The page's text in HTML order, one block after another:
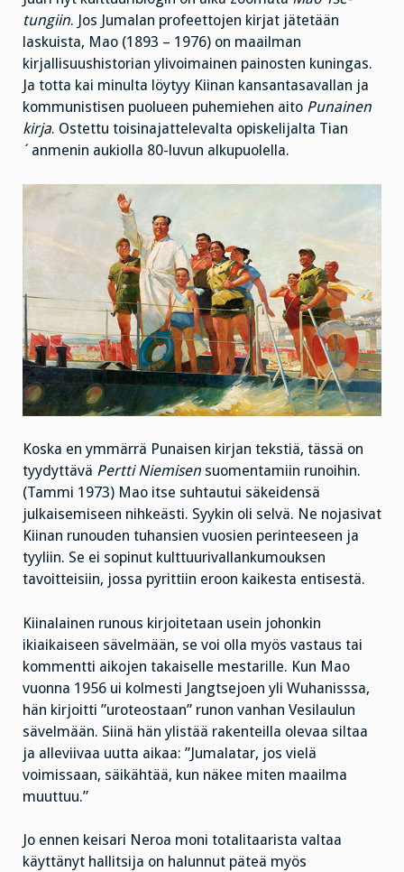
tungiin. Jos Jumalan profeettojen kirjat jätetään
laskuista, Mao (1893 – 1976) on maailman
kirjallisuushistorian ylivoimainen painosten kuningas.
Ja totta kai minulta löytyy Kiinan kansantasavallan ja
kommunistisen puolueen puhemiehen aito Punainen
kirja. Ostettu toisinajattelevalta opiskelijalta Tian
´anmenin aukiolla 80-luvun alkupuolella.
Koska en ymmärrä Punaisen kirjan tekstiä, tässä on
tyydyttävä Pertti Niemisen suomentamiin runoihin.
(Tammi 1973) Mao itse suhtautui säkeidensä
julkaisemiseen nihkeästi. Syykin oli selvä. Ne nojasivat
Kiinan runouden tuhansien vuosien perinteeseen ja
tyyliin. Se ei sopinut kulttuurivallankumouksen
tavoitteisiin, jossa pyrittiin eroon kaikesta entisestä.
Kiinalainen runous kirjoitetaan usein johonkin
ikiaikaiseen sävelmään, se voi olla myös vastaus tai
kommentti aikojen takaiselle mestarille. Kun Mao
vuonna 1956 ui kolmesti Jangtsejoen yli Wuhanisssa,
hän kirjoitti ”uroteostaan” runon vanhan Vesilaulun
sävelmään. Siinä hän ylistää rakenteilla olevaa siltaa
ja alleviivaa uutta aikaa: ”Jumalatar, jos vielä
voimissaan, säikähtää, kun näkee miten maailma
muuttuu.”
Jo ennen keisari Neroa moni totalitaarista valtaa
käyttänyt hallitsija on halunnut päteä myös